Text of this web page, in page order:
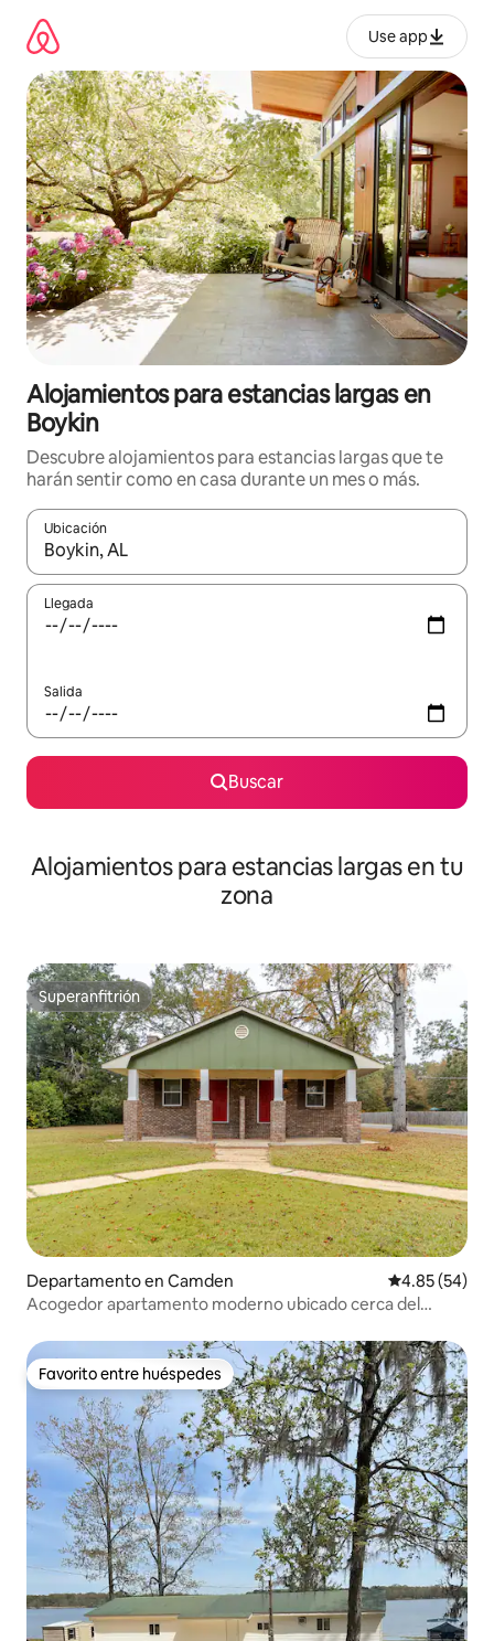
contenido
Use app
Alojamientos para estancias largas en
Boykin
Descubre alojamientos para estancias largas que te
harán sentir como en casa durante un mes o más.
Ubicación
Cuando los resultados estén disponibles, podrás navegar
Llegada
Salida
Buscar
Alojamientos para estancias largas en tu
zona
Superanfitrión
Superanfitrión
Departamento en Camden Calificación
4.85 (54)
Acogedor apartamento moderno ubicado cerca del
Favorito entre huéspedes
Favorito entre huéspedes